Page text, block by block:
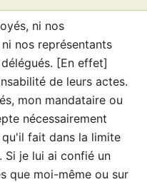
ni nos
nos représentants
[En effet]
de leurs actes.
mon mandataire ou
nécessairement
fait dans la limite
je lui ai confié un
que moi-même ou sur